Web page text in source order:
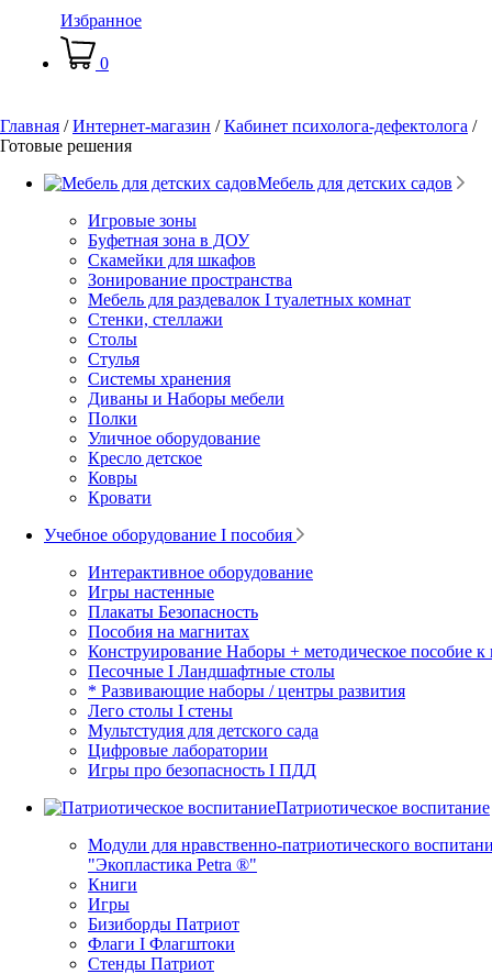
Избранное
0
Главная /Интернет-магазин /Кабинет психолога-дефектолога /
Готовые решения
Мебель для детских садов
Игровые зоны
Буфетная зона в ДОУ
Скамейки для шкафов
Зонирование пространства
Мебель для раздевалок I туалетных комнат
Стенки, стеллажи
Столы
Стулья
Системы хранения
Диваны и Наборы мебели
Полки
Уличное оборудование
Кресло детское
Ковры
Кровати
Учебное оборудование I пособия
Интерактивное оборудование
Игры настенные
Плакаты Безопасность
Пособия на магнитах
Конструирование Наборы + методическое пособие
Песочные I Ландшафтные столы
* Развивающие наборы / центры развития
Лего столы I стены
Мультстудия для детского сада
Цифровые лаборатории
Игры про безопасность I ПДД
Патриотическое воспитание
Модули для нравственно-патриотического
"Экопластика Petra ®"
Книги
Игры
Бизиборды Патриот
Флаги I Флагштоки
Стенды Патриот